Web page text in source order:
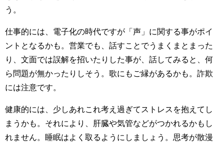
う。
仕事的には、電子化の時代ですが「声」に関する事がポイ
ントとなるかも。営業でも、話すことでうまくまとまった
り、文面では誤解を招いたりした事が、話してみると、何
ら問題が無かったりしそう。歌にもご縁があるかも。詐欺
には注意です。
健康的には、少しあれこれ考え過ぎてストレスを抱えてし
まうかも。それにより、肝臓や気管などがつかれるかもし
れません。睡眠はよく取るようにしましょう。思考が散漫